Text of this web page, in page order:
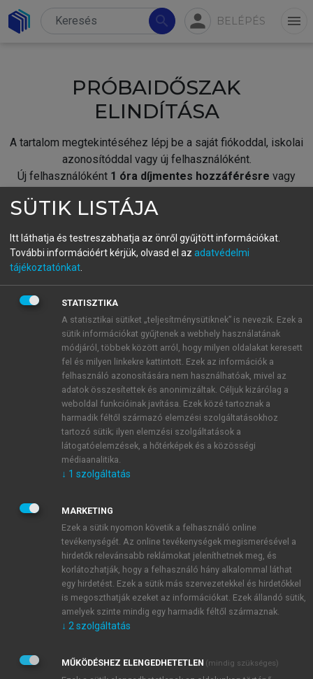
search person BELÉPÉS menu
PRÓBAIDŐSZAK
ELINDÍTÁSA
A tartalom megtekintéséhez lépj be a saját fiókoddal, iskolai
azonosítóddal vagy új felhasználóként.
Új felhasználóként 1 óra díjmentes hozzáférésre vagy
fiókoddal,vagy hozz létre új fiókot.
A regisztráció után apróbaidőszakautomatikusan
BELÉPÉS SAJÁT FIÓKKAL
ÚJ FIÓK LÉTREHOZÁSA
1 óra díjmentes hozzáférés
E-MAIL-CÍM
JELSZÓ
JELSZÓ ÚJRA
Kérek értesítést a MeRSZ újdonságairól, akcióiról.
Kérek értesítést az Akadémiai Kiadó Zrt. újdonságairól,
Adatkezelési tájékoztatóbanfoglaltakat tudomásul
SÜTIK LISTÁJA
Itt láthatja és testreszabhatja az önről gyűjtött információkat.
További információért kérjük, olvasd el az adatvédelmi
tájékoztatónkat
STATISZTIKA
A statisztikai sütiket „teljesítménysütiknek” is nevezik. Ezek a
sütik információkat gyűjtenek a webhely használatának
módjáról, többek között arról, hogy milyen oldalakat keresett
fel és milyen linkekre kattintott. Ezek az információk a
felhasználó azonosítására nem használhatóak, mivel az
adatok összesítettek és anonimizáltak. Céljuk kizárólag a
weboldal funkcióinak javítása. Ezek közé tartoznak a
harmadik féltől származó elemzési szolgáltatásokhoz
tartozó sütik; ilyen elemzési szolgáltatások a
látogatóelemzések, a hőtérképek és a közösségi
médiaanalitika.
↓ 1 szolgáltatás
MARKETING
Ezek a sütik nyomon követik a felhasználó online
tevékenységét. Az online tevékenységek megismerésével a
hirdetők relevánsabb reklámokat jeleníthetnek meg, és
korlátozhatják, hogy a felhasználó hány alkalommal láthat
egy hirdetést. Ezek a sütik más szervezetekkel és hirdetőkkel
is megoszthatják ezeket az információkat. Ezek állandó sütik,
amelyek szinte mindig egy harmadik féltől származnak.
↓ 2 szolgáltatás
MŰKÖDÉSHEZ ELENGEDHETETLEN (mindig szükséges)